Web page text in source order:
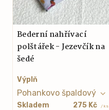
Bederní nahřívací
polštářek - Jezevčík na
šedé
Výplň
Skladem 275 Kč / ks